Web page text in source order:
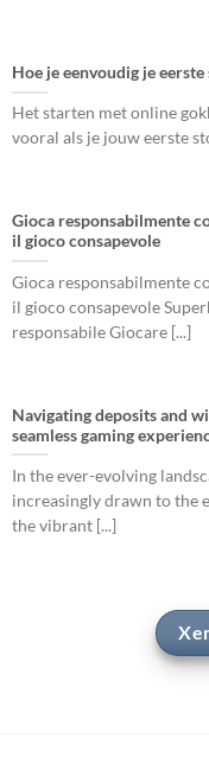
Hoe je eenvoudig je
Het starten met online
vooral als je jouw eerste
Gioca responsabilmente
il gioco consapevole
Gioca responsabilmente
il gioco consapevole
responsabile Giocare [...]
Navigating deposits and
seamless gaming
In the ever-evolving
increasingly drawn to the
the vibrant [...]